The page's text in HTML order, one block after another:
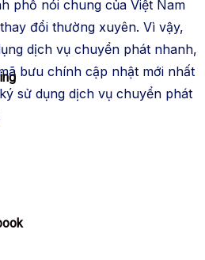
phố nói chung của Việt Nam
đổi thường xuyên. Vì vậy,
dịch vụ chuyển phát nhanh,
bưu chính cập nhật mới nhất
sử dụng dịch vụ chuyển phát